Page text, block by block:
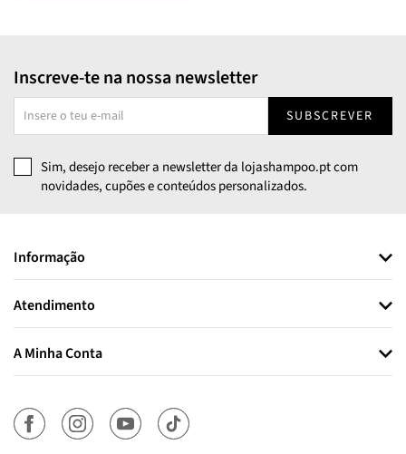
Inscreve-te na nossa newsletter
SUBSCREVER
Sim, desejo receber a newsletter da lojashampoo.pt com
novidades, cupões e conteúdos personalizados.
Informação
Atendimento
A Minha Conta